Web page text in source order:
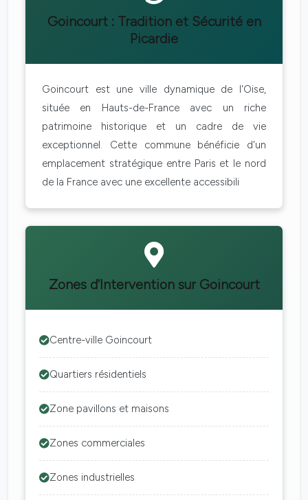
Goincourt : Tradition et Sécurité en
Picardie
Goincourt est une ville dynamique de l'Oise,
située en Hauts-de-France avec un riche
patrimoine historique et un cadre de vie
exceptionnel. Cette commune bénéficie d'un
emplacement stratégique entre Paris et le nord
de la France avec une excellente accessibili
Zones d'Intervention sur Goincourt
Centre-ville Goincourt
Quartiers résidentiels
Zone pavillons et maisons
Zones commerciales
Zones industrielles